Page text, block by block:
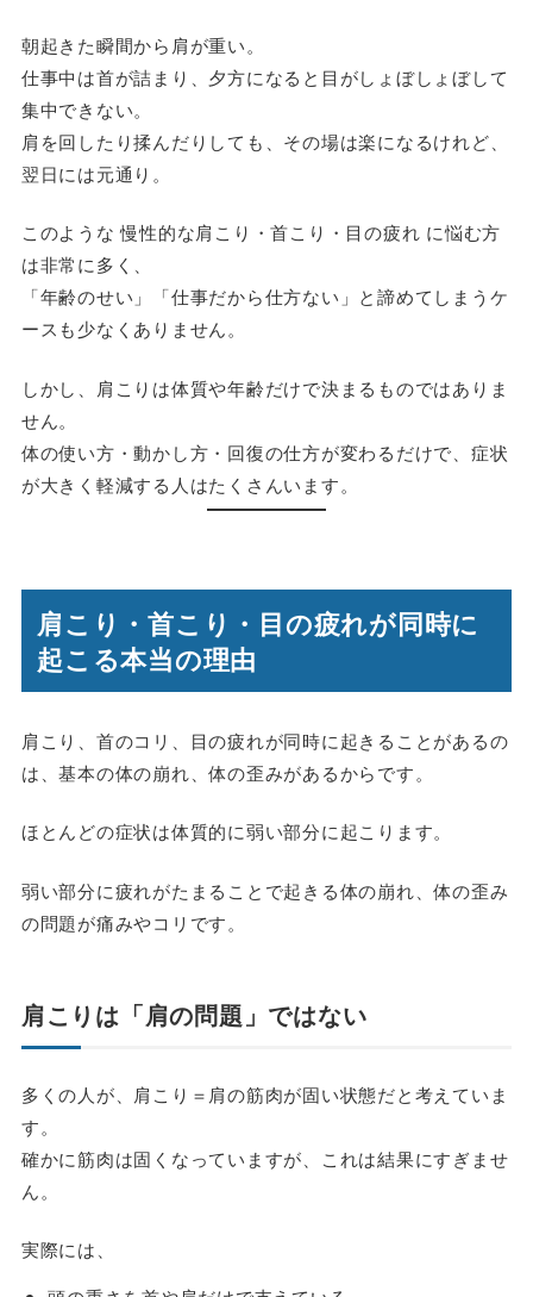
朝起きた瞬間から肩が重い。
仕事中は首が詰まり、夕方になると目がしょぼしょぼして
集中できない。
肩を回したり揉んだりしても、その場は楽になるけれど、
翌日には元通り。
このような慢性的な肩こり・首こり・目の疲れ に悩む方
は非常に多く、
「年齢のせい」「仕事だから仕方ない」と諦めてしまうケ
ースも少なくありません。
しかし、肩こりは体質や年齢だけで決まるものではありま
せん。
体の使い方・動かし方・回復の仕方が変わるだけで、症状
が大きく軽減する人はたくさんいます。
肩こり・首こり・目の疲れが同時に
起こる本当の理由
肩こり、首のコリ、目の疲れが同時に起きることがあるの
は、基本の体の崩れ、体の歪みがあるからです。
ほとんどの症状は体質的に弱い部分に起こります。
弱い部分に疲れがたまることで起きる体の崩れ、体の歪み
の問題が痛みやコリです。
肩こりは「肩の問題」ではない
多くの人が、肩こり＝肩の筋肉が固い状態だと考えていま
す。
確かに筋肉は固くなっていますが、これは結果にすぎませ
ん。
実際には、